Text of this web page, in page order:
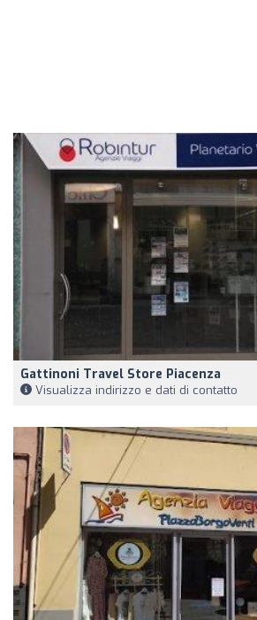
Gattinoni Travel Store Piacenza
Visualizza indirizzo e dati di contatto